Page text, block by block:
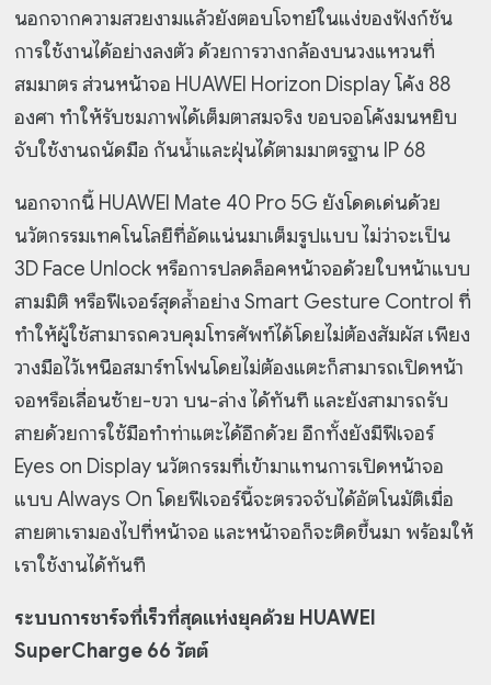
นอกจากความสวยงามแล้วยังตอบโจทย์ในแง่ของฟังก์ชัน
การใช้งานได้อย่างลงตัว ด้วยการวางกล้องบนวงแหวนที่
สมมาตร ส่วนหน้าจอ HUAWEI Horizon Display โค้ง 88
องศา ทำให้รับชมภาพได้เต็มตาสมจริง ขอบจอโค้งมนหยิบ
จับใช้งานถนัดมือ กันน้ำและฝุ่นได้ตามมาตรฐาน IP 68
นอกจากนี้ HUAWEI Mate 40 Pro 5G ยังโดดเด่นด้วย
นวัตกรรมเทคโนโลยีที่อัดแน่นมาเต็มรูปแบบ ไม่ว่าจะเป็น
3D Face Unlock หรือการปลดล็อคหน้าจอด้วยใบหน้าแบบ
สามมิติ หรือฟีเจอร์สุดล้ำอย่าง Smart Gesture Control ที่
ทำให้ผู้ใช้สามารถควบคุมโทรศัพท์ได้โดยไม่ต้องสัมผัส เพียง
วางมือไว้เหนือสมาร์ทโฟนโดยไม่ต้องแตะก็สามารถเปิดหน้า
จอหรือเลื่อนซ้าย-ขวา บน-ล่าง ได้ทันที และยังสามารถรับ
สายด้วยการใช้มือทำท่าแตะได้อีกด้วย อีกทั้งยังมีฟีเจอร์
Eyes on Display นวัตกรรมที่เข้ามาแทนการเปิดหน้าจอ
แบบ Always On โดยฟีเจอร์นี้จะตรวจจับได้อัตโนมัติเมื่อ
สายตาเรามองไปที่หน้าจอ และหน้าจอก็จะติดขึ้นมา พร้อมให้
เราใช้งานได้ทันที
ระบบการชาร์จที่เร็วที่สุดแห่งยุคด้วย HUAWEI
SuperCharge 66 วัตต์